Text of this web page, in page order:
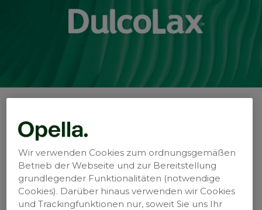
Les fabricants de DulcoLax ®
sont désormais
certifiés B Corp
Wir verwenden Cookies zum ordnungsgemäßen
Betrieb der Webseite und zur Bereitstellung
grundlegender Funktionalitäten (notwendige
Cookies). Darüber hinaus verwenden wir Cookies
und Trackingfunktionen nur, soweit Sie uns Ihr